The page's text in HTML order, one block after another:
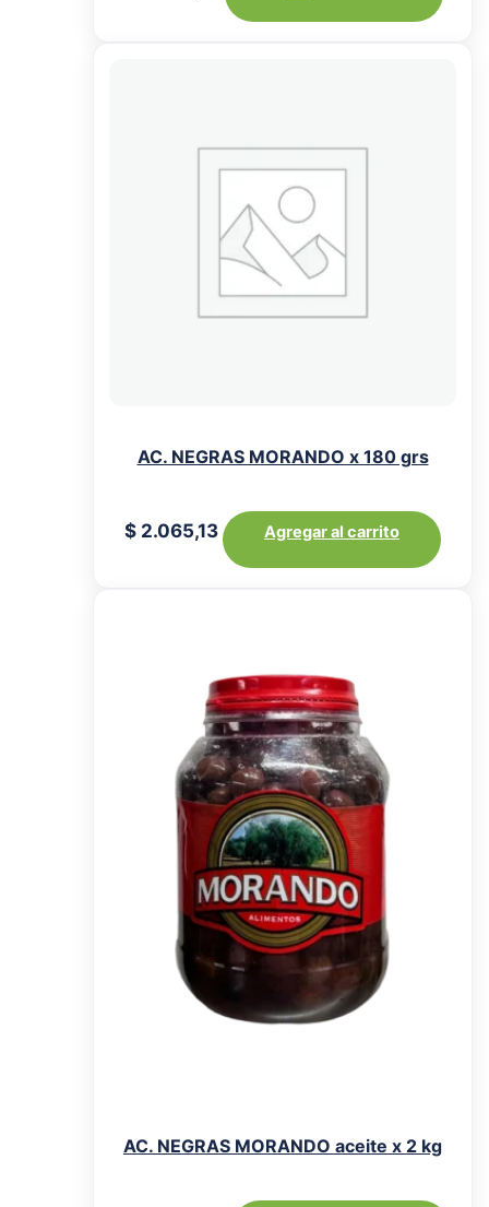
AC. NEGRAS MORANDO x 180 grs
$ 2.065,13 Agregar al carrito
AC. NEGRAS MORANDO aceite x 2 kg